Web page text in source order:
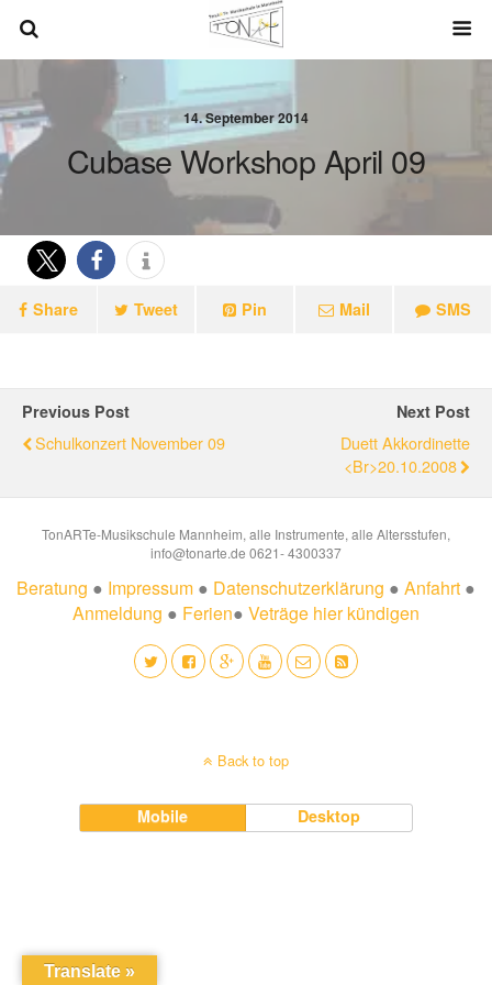
14. September 2014
Cubase Workshop April 09
Share Tweet Pin Mail SMS
Previous Post
Schulkonzert November 09
Next Post
Duett Akkordinette
<br>20.10.2008
TonARTe-Musikschule Mannheim, alle Instrumente, alle Altersstufen,
info@tonarte.de 0621- 4300337
Beratung ● Impressum ● Datenschutzerklärung ● Anfahrt ●
Anmeldung ● Ferien● Veträge hier kündigen
Translate »
Back to top
Mobile Desktop